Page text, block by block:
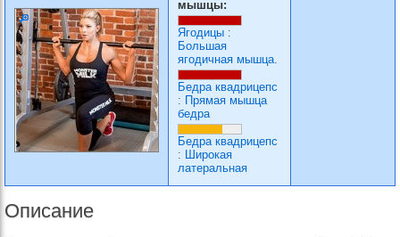
мышцы:
Ягодицы :
Большая
ягодичная мышца.
Бедра квадрицепс
: Прямая мышца
бедра
Бедра квадрицепс
: Широкая
латеральная
Описание